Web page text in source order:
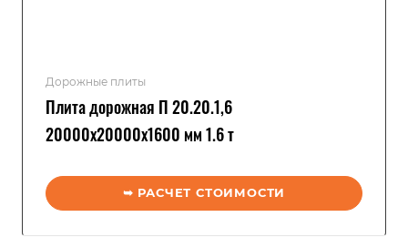
Дорожные плиты
Плита дорожная П 20.20.1,6
20000x20000x1600 мм 1.6 т
➥ РАСЧЕТ СТОИМОСТИ